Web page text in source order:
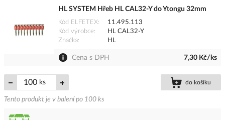
HL SYSTEM Hřeb HL CAL32-Y do Ytongu 32mm
Kód ELFETEX
11.495.113
Kód výrobce
HL CAL32-Y
Značka
HL
Cena s DPH 7,30 Kč/ks
ks do košíku
Tento produkt je v balení po 100 ks